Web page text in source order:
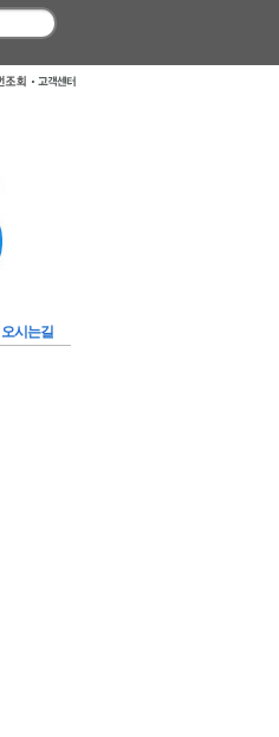
오시는길